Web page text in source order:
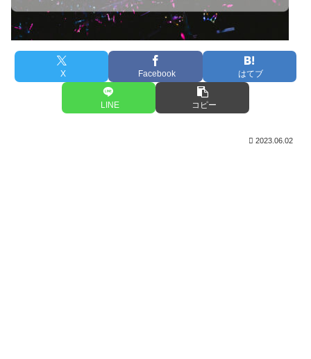
X Facebook はてブ
LINE コピー
2023.06.02